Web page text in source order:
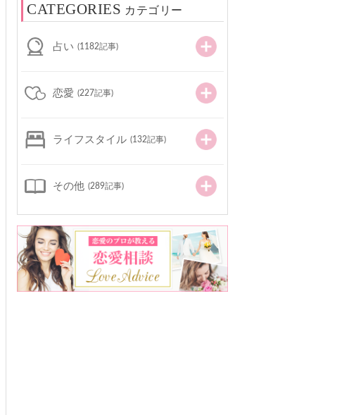
CATEGORIES カテゴリー
占い (1182記事)
恋愛 (227記事)
ライフスタイル (132記事)
その他 (289記事)